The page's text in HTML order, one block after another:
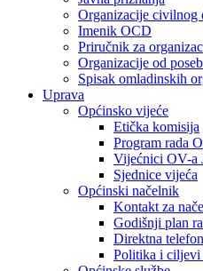
Organizacije civilnog
Imenik OCD
Priručnik za
Organizacije od
Spisak omladinskih
Uprava
Općinsko vijeće
Etička komisija
Program rada
Vijećnici OV-a
Sjednice vijeća
Općinski načelnik
Kontakt za
Godišnji plan
Direktna
Politika i ciljevi